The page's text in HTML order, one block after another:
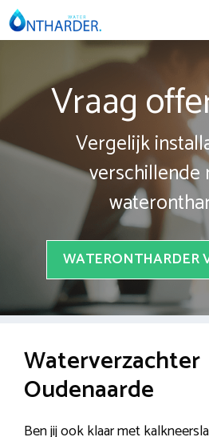
Spring
naar
Vraag
Vergelijk
verschillende
WATERONTHARDER
Waterverzachter
Oudenaarde
Ben jij ook klaar met